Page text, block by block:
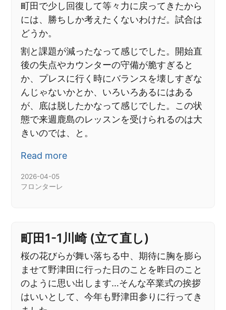
町田で少し回復して等々力に戻ってきたから
には、勝ちしか考えたくないわけだ。試合は
どうか。
割と課題が減ったなって感じでした。開始直
後の失点やカウンターの守備が脆すぎると
か、プレスに行く時にバランスを壊しすぎな
んじゃないかとか、いろいろあるにはある
が、底は脱したかなって感じでした。この状
態で来週鹿島のレッスンを受けられるのは大
きいのでは、と。
Read more
2026-04-05
フロンターレ
町田1-1川崎 (立て直し)
桜の花びらが舞い落ちる中、期待に胸を膨ら
ませて野津田に行った日のことを昨日のこと
のように思い出します…そんな卒業式の挨拶
はいいとして、今年も野津田参りに行ってき